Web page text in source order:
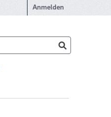
Anmelden